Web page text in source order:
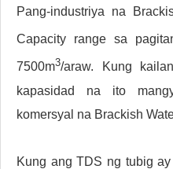
Pang-industriya na
Capacity range sa
7500m3/araw. Kung
kapasidad na ito
komersyal na Brackish
Kung ang TDS ng tubig